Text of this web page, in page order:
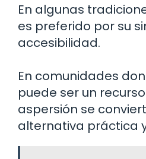
En algunas
es preferido por su
accesibilidad.
En comunidades
puede ser un
aspersión se
alternativa práctica